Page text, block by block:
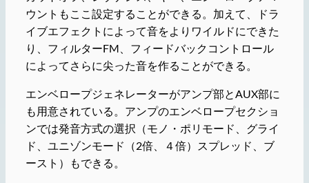
ウントもここ設定することができる。加えて、ドラ
イブエフェクトによって音をよりワイルドにできた
り、フィルターFM、フィードバックコントロール
によってさらに尖った音を作ることができる。
エンベロープジェネレーターがアンプ部とAUX部に
も用意されている。アンプのエンベロープセクショ
ンでは発音方式の選択（モノ・ポリモード、グライ
ド、ユニゾンモード（2倍、４倍）スプレッド、ブ
ースト）もできる。